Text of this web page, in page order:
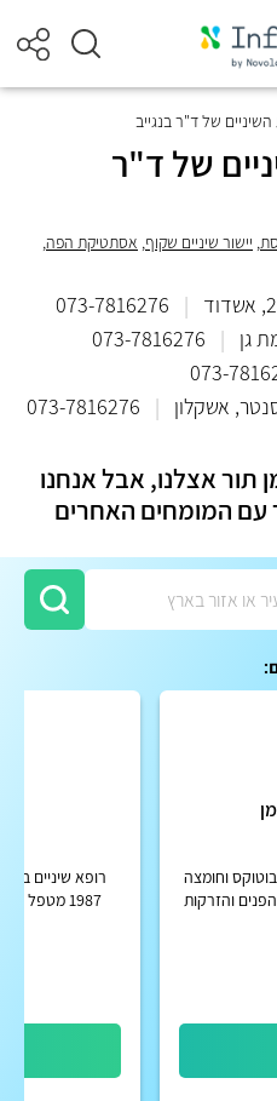
של ד"ר בנגייב
של ד"ר
, יישור שיניים שקוף, אסתטיקת הפה,
|
073-7816276
|
073-7816276
073-
|
073-7816276
תור אצלנו, אבל אנחנו
עם המומחים האחרים
וחומצה
והזרקות
רופא שיניים
1987 מטפל